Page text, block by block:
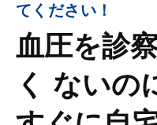
てください！
血圧を診
く ないの